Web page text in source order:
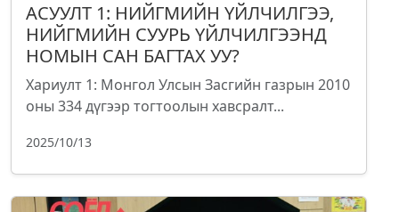
АСУУЛТ 1: НИЙГМИЙН ҮЙЛЧИЛГЭЭ,
НИЙГМИЙН СУУРЬ ҮЙЛЧИЛГЭЭНД
НОМЫН САН БАГТАХ УУ?
Хариулт 1: Монгол Улсын Засгийн газрын 2010
оны 334 дүгээр тогтоолын хавсралт...
2025/10/13